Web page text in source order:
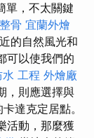
單，不太關鍵
骨 宜蘭外燴
的自然風光和
可以使我們的
水 工程 外燴廠
，則應選擇與
達克定居點。
活動，那麼獲